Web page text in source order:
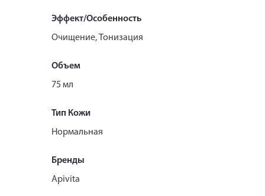
Эффект/Особенность
Очищение, Тонизация
Объем
75 мл
Тип Кожи
Нормальная
Бренды
Apivita